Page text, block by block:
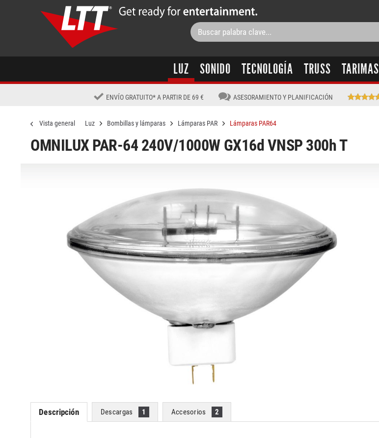
LUZ SONIDO TECNOLOGÍA TRUSS TARIMAS
ENVÍO GRATUITO* A PARTIR DE 69 € ASESORAMIENTO Y PLANIFICACIÓN
Vista general Luz Bombillas y lámparas Lámparas PAR Lámparas PAR64
OMNILUX PAR-64 240V/1000W GX16d VNSP 300h T
Descripción Descargas 1 Accesorios 2